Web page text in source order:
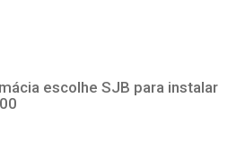
escolhe SJB para instalar